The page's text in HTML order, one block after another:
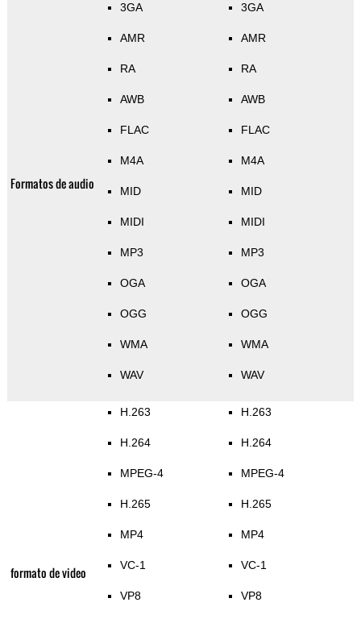
Formatos de audio
3GA
AMR
RA
AWB
FLAC
M4A
MID
MIDI
MP3
OGA
OGG
WMA
WAV
3GA
AMR
RA
AWB
FLAC
M4A
MID
MIDI
MP3
OGA
OGG
WMA
WAV
formato de video
H.263
H.264
MPEG-4
H.265
MP4
VC-1
VP8
H.263
H.264
MPEG-4
H.265
MP4
VC-1
VP8